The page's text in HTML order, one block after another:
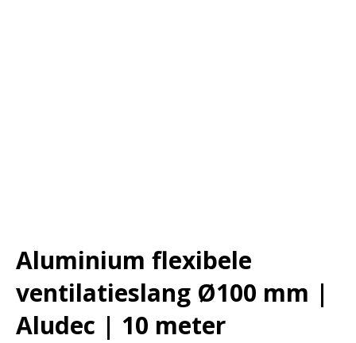
Aluminium flexibele
ventilatieslang Ø100 mm |
Aludec | 10 meter